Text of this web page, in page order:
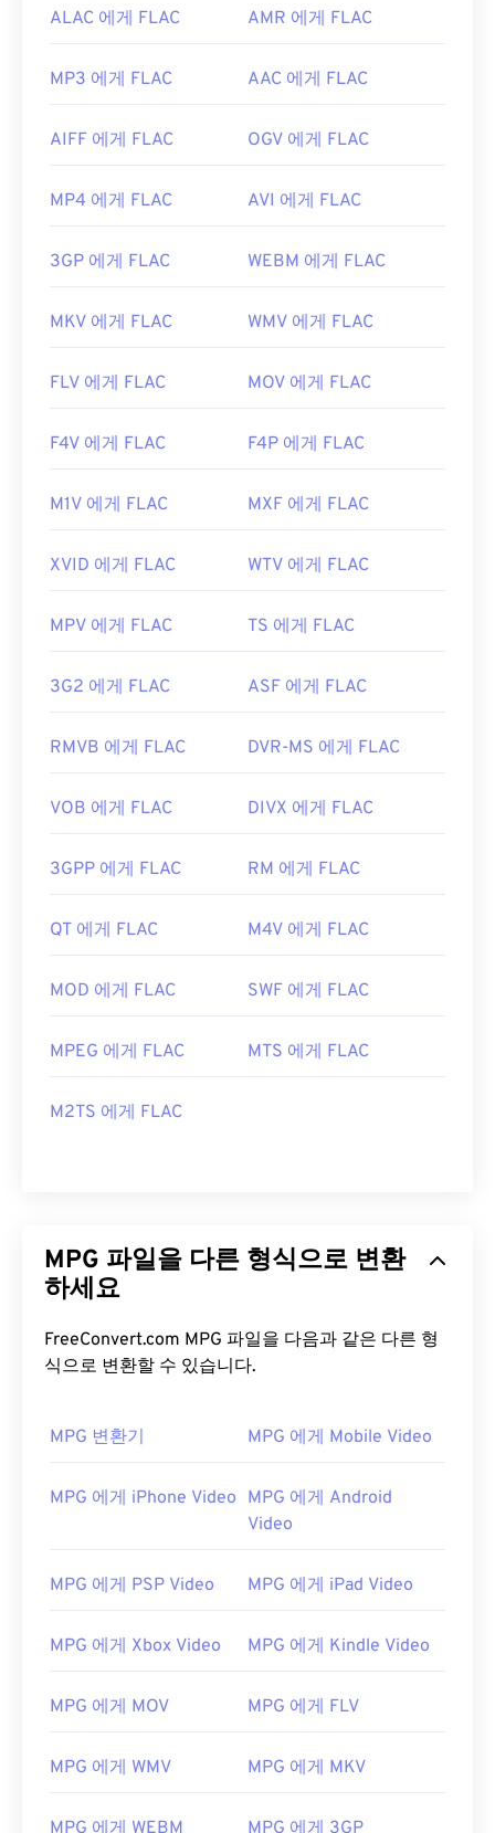
ALAC 에게 FLAC AMR 에게 FLAC
MP3 에게 FLAC AAC 에게 FLAC
AIFF 에게 FLAC OGV 에게 FLAC
MP4 에게 FLAC AVI 에게 FLAC
3GP 에게 FLAC WEBM 에게 FLAC
MKV 에게 FLAC WMV 에게 FLAC
FLV 에게 FLAC MOV 에게 FLAC
F4V 에게 FLAC F4P 에게 FLAC
M1V 에게 FLAC MXF 에게 FLAC
XVID 에게 FLAC WTV 에게 FLAC
MPV 에게 FLAC TS 에게 FLAC
3G2 에게 FLAC ASF 에게 FLAC
RMVB 에게 FLAC DVR-MS 에게 FLAC
VOB 에게 FLAC DIVX 에게 FLAC
3GPP 에게 FLAC RM 에게 FLAC
QT 에게 FLAC M4V 에게 FLAC
MOD 에게 FLAC SWF 에게 FLAC
MPEG 에게 FLAC MTS 에게 FLAC
M2TS 에게 FLAC
MPG 파일을 다른 형식으로 변환
하세요
FreeConvert.com MPG 파일을 다음과 같은 다른 형
식으로 변환할 수 있습니다.
MPG 변환기 MPG 에게 Mobile Video
MPG 에게 iPhone Video MPG 에게 Android
Video
MPG 에게 PSP Video MPG 에게 iPad Video
MPG 에게 Xbox Video MPG 에게 Kindle Video
MPG 에게 MOV MPG 에게 FLV
MPG 에게 WMV MPG 에게 MKV